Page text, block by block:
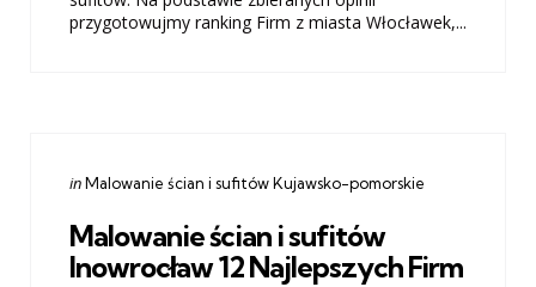
przygotowujmy ranking Firm z miasta Włocławek,...
Categories
Posted
inMalowanie ścian i sufitów Kujawsko-pomorskie
Malowanie ścian i sufitów
Inowrocław 12 Najlepszych Firm